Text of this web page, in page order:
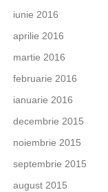
iunie 2016
aprilie 2016
martie 2016
februarie 2016
ianuarie 2016
decembrie 2015
noiembrie 2015
septembrie 2015
august 2015